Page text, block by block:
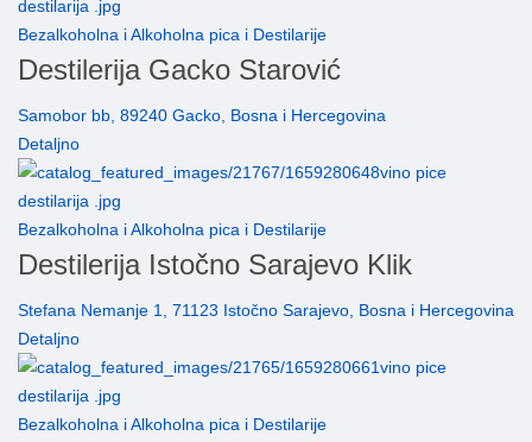
Bezalkoholna i Alkoholna pica i Destilarije
Destilerija Gacko Starović
Samobor bb, 89240 Gacko, Bosna i Hercegovina
Detaljno
Bezalkoholna i Alkoholna pica i Destilarije
Destilerija Istočno Sarajevo Klik
Stefana Nemanje 1, 71123 Istočno Sarajevo, Bosna i Hercegovina
Detaljno
Bezalkoholna i Alkoholna pica i Destilarije